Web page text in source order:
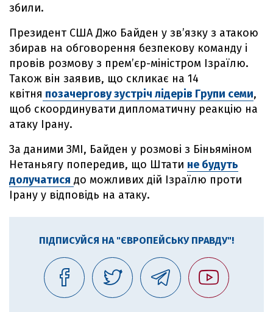
збили.
Президент США Джо Байден у зв’язку з атакою
збирав на обговорення безпекову команду і
провів розмову з прем’єр-міністром Ізраїлю.
Також він заявив, що скликає на 14
квітня позачергову зустріч лідерів Групи семи,
щоб скоординувати дипломатичну реакцію на
атаку Ірану.
За даними ЗМІ, Байден у розмові з Біньяміном
Нетаньягу попередив, що Штати не будуть
долучатися до можливих дій Ізраїлю проти
Ірану у відповідь на атаку.
ПІДПИСУЙСЯ НА "ЄВРОПЕЙСЬКУ ПРАВДУ"!